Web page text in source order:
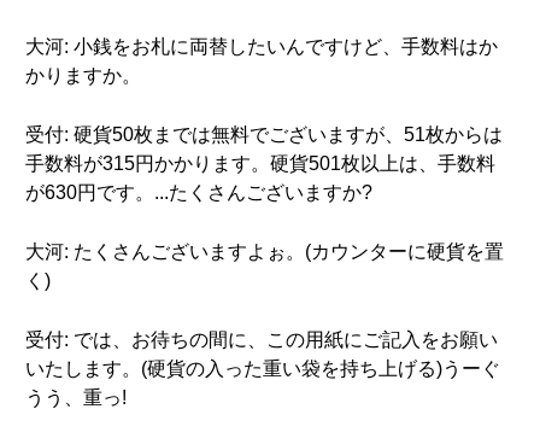
大河: 小銭をお札に両替したいんですけど、手数料はか
かりますか。
受付: 硬貨50枚までは無料でございますが、51枚からは
手数料が315円かかります。硬貨501枚以上は、手数料
が630円です。...たくさんございますか?
大河: たくさんございますよぉ。(カウンターに硬貨を置
く)
受付: では、お待ちの間に、この用紙にご記入をお願い
いたします。(硬貨の入った重い袋を持ち上げる)うーぐ
うう、重っ!